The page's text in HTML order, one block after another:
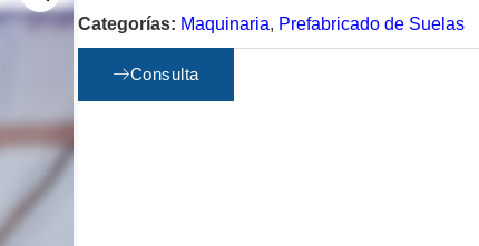
Categorías: Maquinaria, Prefabricado de Suelas
Estado: Usada
Consulta